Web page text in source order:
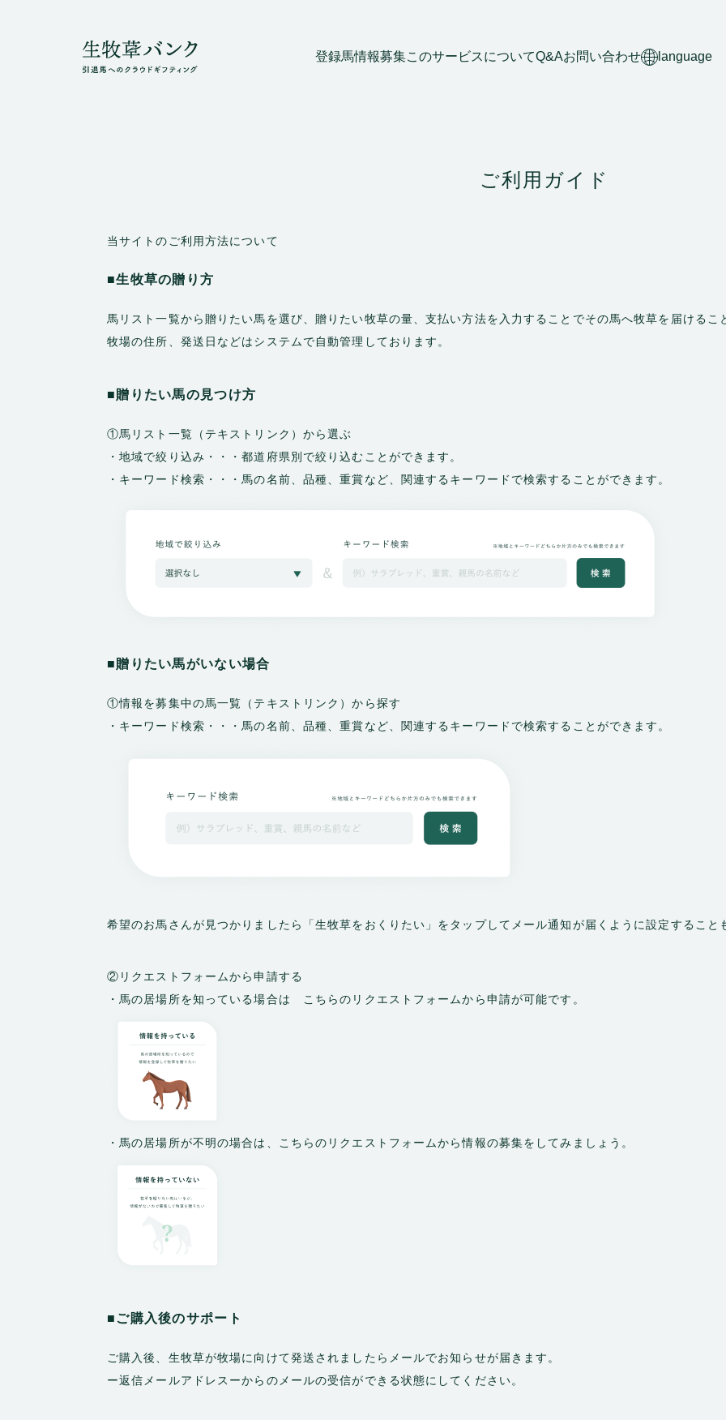
登録馬情報募集このサービスについてQ&Aお問い合わせ language
ご利用ガイド
当サイトのご利用方法について
■生牧草の贈り方
馬リスト一覧から贈りたい馬を選び、贈りたい牧草の量、支払い方法を入力することでその馬へ牧草を届けるこ
牧場の住所、発送日などはシステムで自動管理しております。
■贈りたい馬の見つけ方
①馬リスト一覧（テキストリンク）から選ぶ
・地域で絞り込み・・・都道府県別で絞り込むことができます。
・キーワード検索・・・馬の名前、品種、重賞など、関連するキーワードで検索することができます。
■贈りたい馬がいない場合
①情報を募集中の馬一覧（テキストリンク）から探す
・キーワード検索・・・馬の名前、品種、重賞など、関連するキーワードで検索することができます。
希望のお馬さんが見つかりましたら「生牧草をおくりたい」をタップしてメール通知が届くように設定すること
②リクエストフォームから申請する
・馬の居場所を知っている場合は こちらのリクエストフォームから申請が可能です。
・馬の居場所が不明の場合は、こちらのリクエストフォームから情報の募集をしてみましょう。
■ご購入後のサポート
ご購入後、生牧草が牧場に向けて発送されましたらメールでお知らせが届きます。
ー返信メールアドレスーからのメールの受信ができる状態にしてください。